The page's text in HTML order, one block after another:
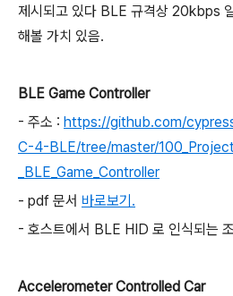
제시되고 있다 BLE 규격상 20kbps
해볼 가치 있음.
BLE Game Controller
- 주소 : https://github.com/
C-4-BLE/tree/master/
_BLE_Game_Controller
- pdf 문서 바로보기.
- 호스트에서 BLE HID 로 인식되는
Accelerometer Controlled Car